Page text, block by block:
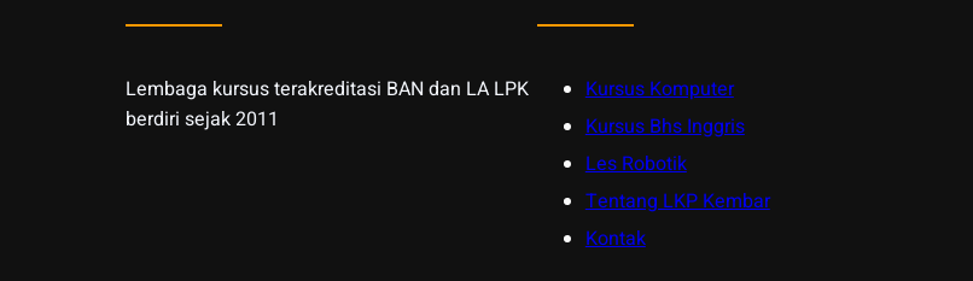
Lembaga kursus terakreditasi BAN dan LA LPK
berdiri sejak 2011
Kursus Komputer
Kursus Bhs Inggris
Les Robotik
Tentang LKP Kembar
Kontak